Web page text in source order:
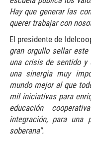
Hay que generar las
querer trabajar con
El presidente de
gran orgullo sellar
una crisis de sentido y
una sinergia muy
mundo mejor al que
mil iniciativas para
educación
integración, para
soberana".